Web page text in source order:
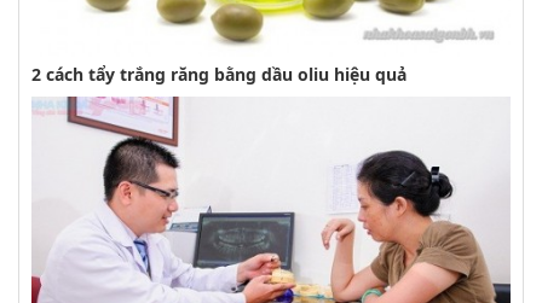
2 cách tẩy trắng răng bằng dầu oliu hiệu quả